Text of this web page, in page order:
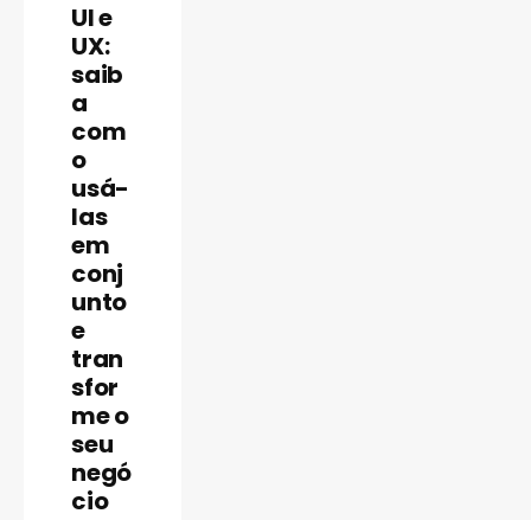
UI e
UX:
saib
a
com
o
usá-
las
em
conj
unto
e
tran
sfor
me o
seu
negó
cio
CONFEB